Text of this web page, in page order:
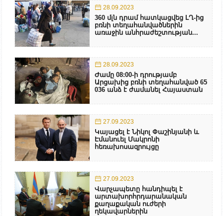
28.09.2023
360 մլն դրամ հատկացվեց ԼՂ-ից
բռնի տեղահանվածներին
առաջին անհրաժեշտության...
28.09.2023
Ժամը 08:00-ի դրությամբ
Արցախից բռնի տեղահանված 65
036 անձ է ժամանել Հայաստան
27.09.2023
Կայացել է Նիկոլ Փաշինյանի և
Էմանուել Մակրոնի
հեռախոսազրույցը
27.09.2023
Վարչապետը հանդիպել է
արտախորհրդարանական
քաղաքական ուժերի
ղեկավարներին